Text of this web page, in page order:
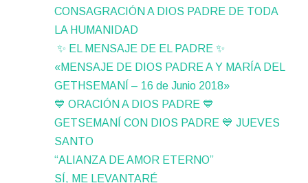
CONSAGRACIÓN A DIOS PADRE DE TODA
LA HUMANIDAD
✨ EL MENSAJE DE EL PADRE ✨
«MENSAJE DE DIOS PADRE A Y MARÍA DEL
GETHSEMANÍ – 16 de Junio 2018»
💙 ORACIÓN A DIOS PADRE 💙
GETSEMANÍ CON DIOS PADRE 💙 JUEVES
SANTO
“ALIANZA DE AMOR ETERNO”
SÍ, ME LEVANTARÉ